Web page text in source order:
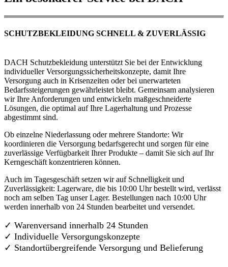
SCHUTZBEKLEIDUNG SCHNELL & ZUVERLÄSSIG
DACH Schutzbekleidung unterstützt Sie bei der Entwicklung
individueller Versorgungssicherheitskonzepte, damit Ihre
Versorgung auch in Krisenzeiten oder bei unerwarteten
Bedarfssteigerungen gewährleistet bleibt. Gemeinsam analysieren
wir Ihre Anforderungen und entwickeln maßgeschneiderte
Lösungen, die optimal auf Ihre Lagerhaltung und Prozesse
abgestimmt sind.
Ob einzelne Niederlassung oder mehrere Standorte: Wir
koordinieren die Versorgung bedarfsgerecht und sorgen für eine
zuverlässige Verfügbarkeit Ihrer Produkte – damit Sie sich auf Ihr
Kerngeschäft konzentrieren können.
Auch im Tagesgeschäft setzen wir auf Schnelligkeit und
Zuverlässigkeit: Lagerware, die bis 10:00 Uhr bestellt wird, verlässt
noch am selben Tag unser Lager. Bestellungen nach 10:00 Uhr
werden innerhalb von 24 Stunden bearbeitet und versendet.
✓ Warenversand innerhalb 24 Stunden
✓ Individuelle Versorgungskonzepte
✓ Standortübergreifende Versorgung und Belieferung